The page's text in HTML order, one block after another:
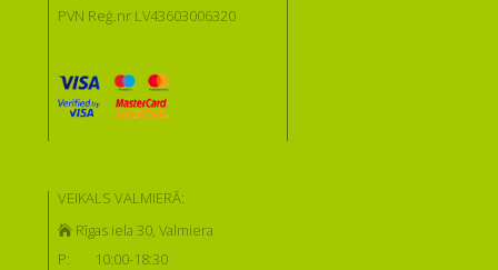
PVN Reģ.nr LV43603006320
VEIKALS VALMIERĀ:
Rīgas iela 30, Valmiera
P:
10:00-18:30